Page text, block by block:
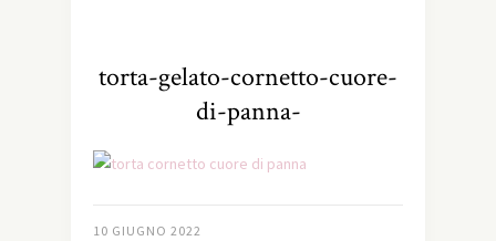
torta-gelato-cornetto-cuore-
di-panna-
10 GIUGNO 2022